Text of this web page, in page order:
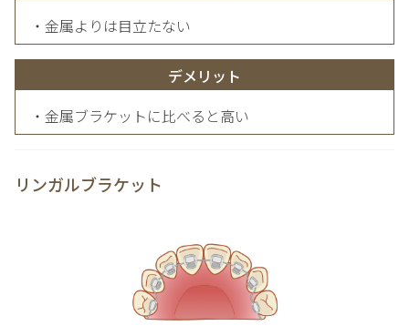
・金属よりは目立たない
デメリット
・金属ブラケットに比べると高い
リンガルブラケット